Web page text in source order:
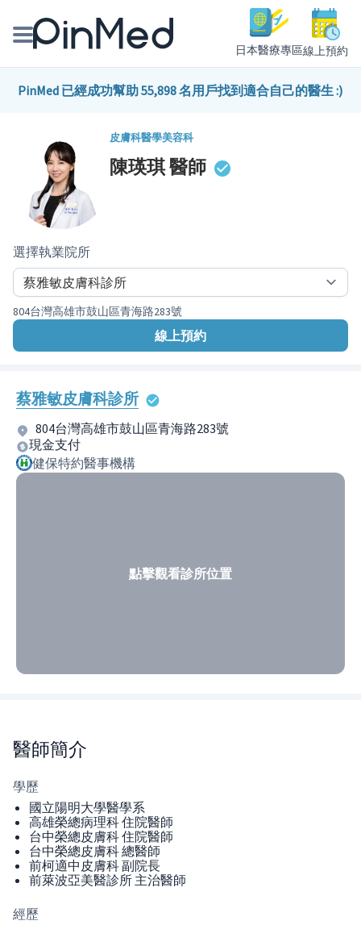
日本醫療專區線上預約
線上預約醫師、院所
健康主題館
PinMed 已經成功幫助 55,898 名用戶找到適合自己的醫生 :)
皮膚科醫學美容科
陳瑛琪醫師
選擇執業院所
804台灣高雄市鼓山區青海路283號
線上預約
蔡雅敏皮膚科診所
804台灣高雄市鼓山區青海路283號
現金支付
健保特約醫事機構
點擊觀看診所位置
醫師簡介
學歷
國立陽明大學醫學系
高雄榮總病理科 住院醫師
台中榮總皮膚科 住院醫師
台中榮總皮膚科 總醫師
前柯適中皮膚科 副院長
前萊波亞美醫診所 主治醫師
經歷